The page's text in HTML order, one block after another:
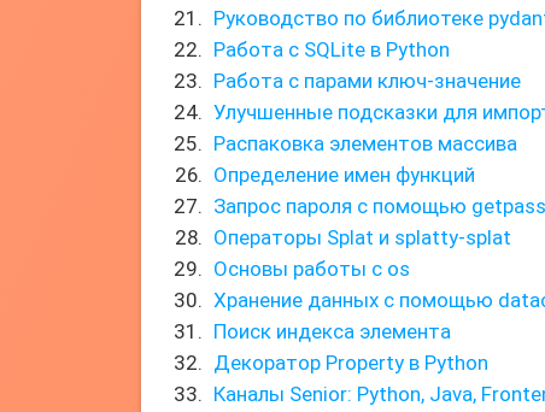
Руководство по библиотеке
Работа с SQLite в Python
Работа с парами ключ-значение
Улучшенные подсказки для
Распаковка элементов массива
Определение имен функций
Запрос пароля с помощью getpass
Операторы Splat и splatty-splat
Основы работы с os
Хранение данных с помощью
Поиск индекса элемента
Декоратор Property в Python
Каналы Senior: Python, Java,